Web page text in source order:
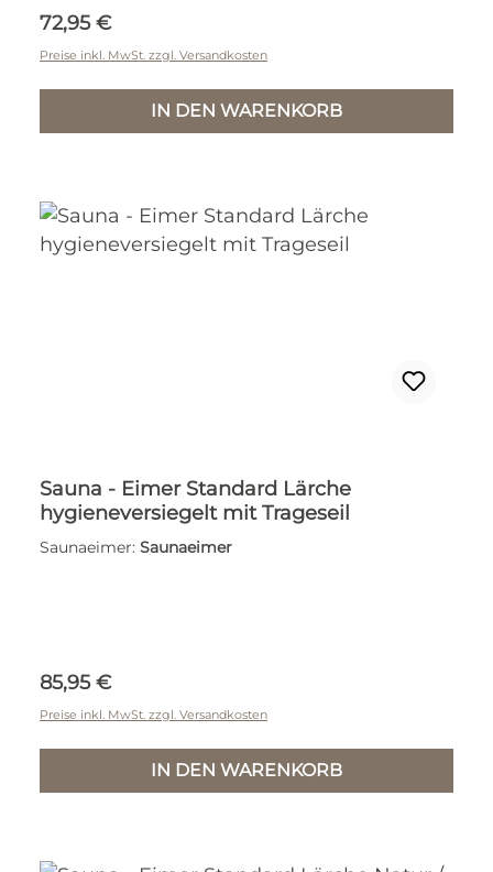
Regulärer Preis:
72,95 €
Preise inkl. MwSt. zzgl. Versandkosten
IN DEN WARENKORB
Sauna - Eimer Standard Lärche
hygieneversiegelt mit Trageseil
Saunaeimer: Saunaeimer
Regulärer Preis:
85,95 €
Preise inkl. MwSt. zzgl. Versandkosten
IN DEN WARENKORB